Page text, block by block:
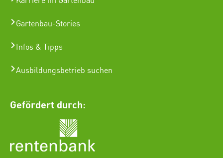
Gartenbau-Stories
Infos & Tipps
Ausbildungsbetrieb suchen
Gefördert durch: